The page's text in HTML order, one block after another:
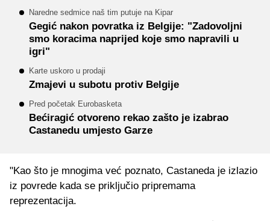
Naredne sedmice naš tim putuje na Kipar
Gegić nakon povratka iz Belgije: "Zadovoljni
smo koracima naprijed koje smo napravili u
igri"
Karte uskoro u prodaji
Zmajevi u subotu protiv Belgije
Pred početak Eurobasketa
Bećiragić otvoreno rekao zašto je izabrao
Castanedu umjesto Garze
"Kao što je mnogima već poznato, Castaneda je izlazio
iz povrede kada se priključio pripremama
reprezentacija.